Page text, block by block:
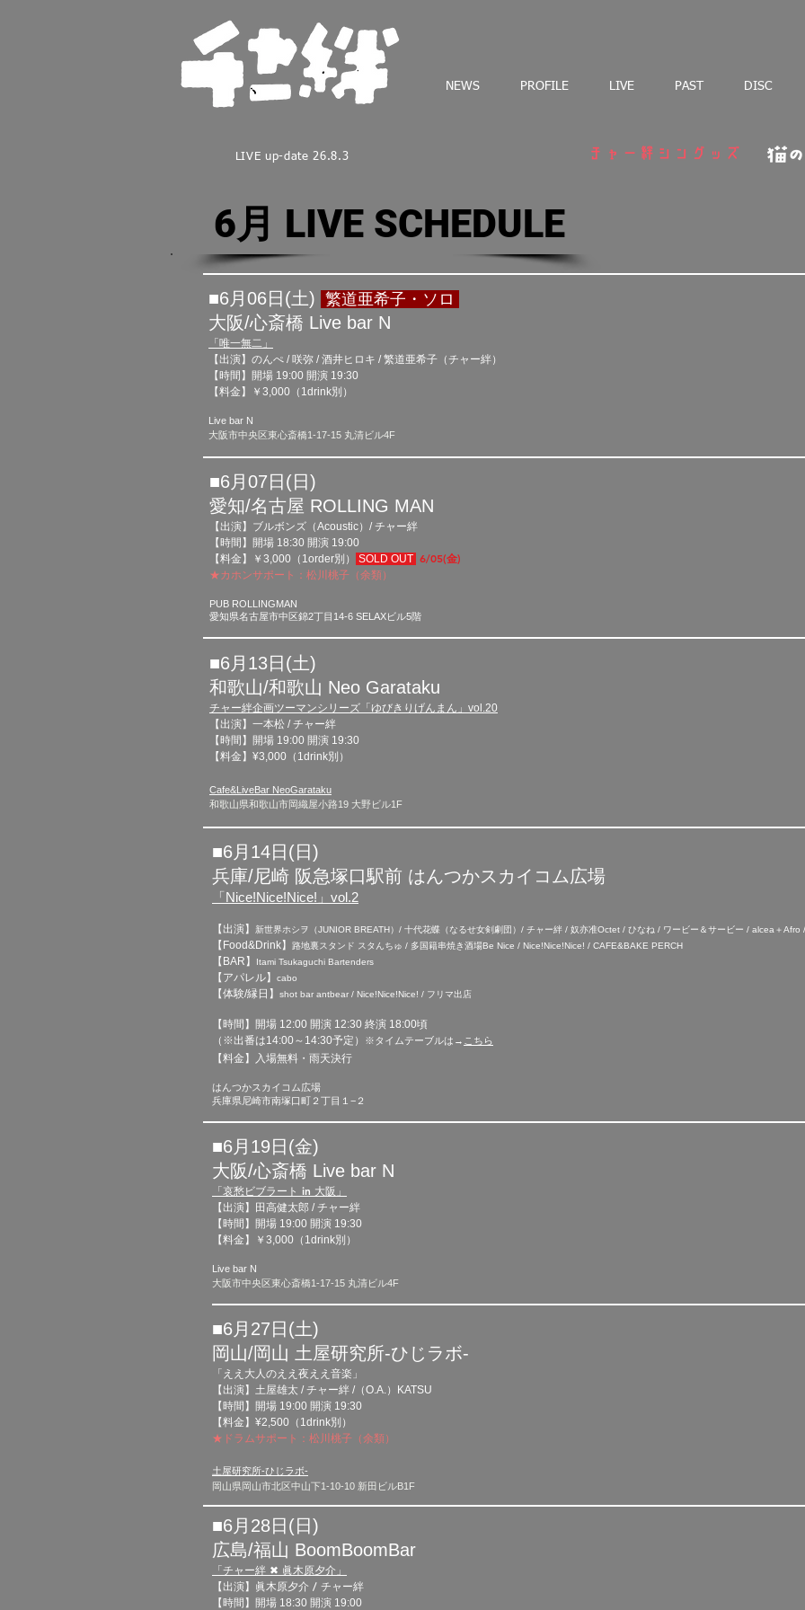
LIVE up-date 26.8.3
NEWS PROFILE LIVE PAST DISC
6月 LIVE SCHEDULE
■6月06日(土)​ 繁道亜希子 ・ソロ
大阪/心斎橋 Live bar N
「唯一無二」
【出演】のんぺ / 咲弥 / 酒井ヒロキ / 繁道亜希子（チャー絆）
【時間】開場 19:00 開演 19:30
【料金】￥3,000（1drink別）
Live bar N
大阪市中央区東心斎橋1-17-15 丸清ビル4F
■6月07日(日)​
愛知/名古屋 ROLLING MAN
【出演】ブルボンズ（Acoustic）/ チャー絆
【時間】開場 18:30 開演 19:00
【料金】￥3,000（1order別）
SOLD OUT 6/05(金)
★カホンサポート：松川桃子（余類）
PUB ROLLINGMAN
愛知県名古屋市中区錦2丁目14-6 SELAXビル5階
■6月13日(土)​
和歌山/和歌山 Neo Garataku
チャー絆企画ツーマンシリーズ「ゆびきりげんまん」vol.20
【出演】一本松 / チャー絆
【時間】開場 19:00 開演 19:30
【料金】¥3,000（1drink別）
Cafe&LiveBar NeoGarataku
和歌山県和歌山市岡織屋小路19 大野ビル1F
■6月14日(日)​
兵庫/尼崎 阪急塚口駅前 はんつかスカイコム広場
「Nice!Nice!Nice!」vol.2
【出演】 新世界ホシヲ（JUNIOR BREATH）/ 十代花蝶（なるせ女剣劇団）/ チャー絆 / 奴亦准Octet / ひなね / ワービー＆サービー / alcea＋Afro
【Food&Drink】 路地裏スタンド スタんちゅ / 多国籍串焼き酒場Be Nice / Nice!Nice!Nice! / CAFE&BAKE PERCH
【BAR】 Itami Tsukaguchi Bartenders
【アパレル】 cabo
【体験/縁日】 shot bar antbear / Nice!Nice!Nice! / フリマ出店
【時間】開場 12:00 開演 12:30 終演 18:00頃
​（※出番は14:00～14:30予定）
※タイムテーブルは→ こちら
【料金】入場無料・雨天決行
はんつかスカイコム広場
兵庫県尼崎市南塚口町２丁目１−２
■6月19日(金)​
大阪/心斎橋 Live bar N
「哀愁ビブラート in 大阪」
【出演】田高健太郎 / チャー絆
【時間】開場 19:00 開演 19:30
【料金】￥3,000（1drink別）
Live bar N
大阪市中央区東心斎橋1-17-15 丸清ビル4F
■6月27日(土)​
岡山/岡山 土屋研究所-ひじラボ-
「ええ大人のええ夜ええ音楽」
【出演】土屋雄太 / チャー絆 /（O.A.）KATSU
【時間】開場 19:00 開演 19:30
【料金】¥2,500 （1drink別 ）
★ドラムサポート：松川桃子（余類）
土屋研究所-ひじラボ-
岡山県岡山市北区中山下1-10-10 新田ビルB1F
■6月28日(日)​
広島/福山 BoomBoomBar
「チャー絆 ✖︎ 眞木原夕介」
【出演】 眞木原夕介 / チャー絆
【時間】開場 18:30 開演 19:00